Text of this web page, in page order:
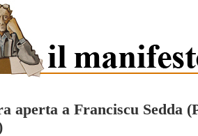
aperta a Franciscu Sedda